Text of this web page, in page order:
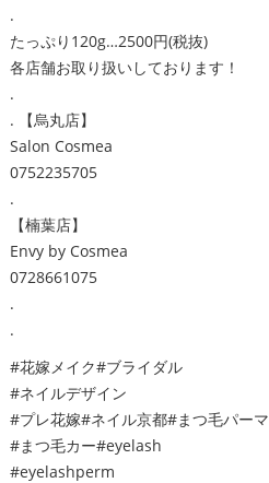
.
たっぷり120g…2500円(税抜)
各店舗お取り扱いしております！
.
. 【烏丸店】
Salon Cosmea
0752235705
.
【楠葉店】
Envy by Cosmea
0728661075
.
.
#花嫁メイク#ブライダル
#ネイルデザイン
#プレ花嫁#ネイル京都#まつ毛パーマ
#まつ毛カー#eyelash
#eyelashperm